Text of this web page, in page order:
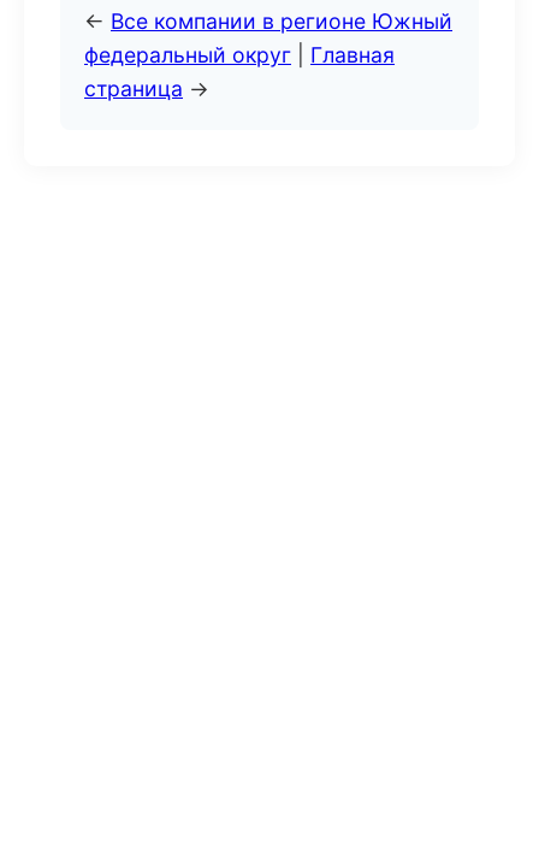
← Все компании в регионе Южный
федеральный округ
Главная
страница →